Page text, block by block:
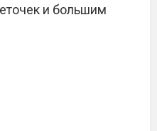
и большим